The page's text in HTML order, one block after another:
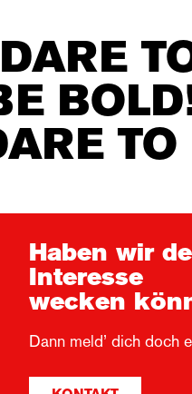
DARE
Haben wir
Interesse
wecken
Dann meld’ dich doch